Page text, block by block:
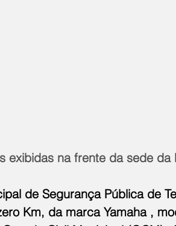
exibidas na frente da sede da
de Segurança Pública de
Km, da marca Yamaha ,